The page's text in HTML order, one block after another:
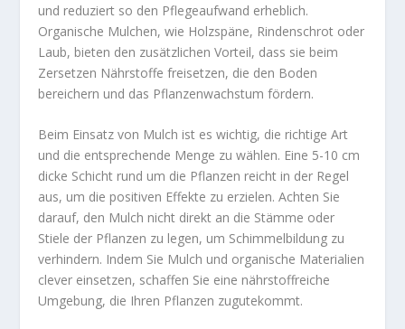
und reduziert so den Pflegeaufwand erheblich.
Organische Mulchen, wie Holzspäne, Rindenschrot oder
Laub, bieten den zusätzlichen Vorteil, dass sie beim
Zersetzen Nährstoffe freisetzen, die den Boden
bereichern und das Pflanzenwachstum fördern.
Beim Einsatz von Mulch ist es wichtig, die richtige Art
und die entsprechende Menge zu wählen. Eine 5-10 cm
dicke Schicht rund um die Pflanzen reicht in der Regel
aus, um die positiven Effekte zu erzielen. Achten Sie
darauf, den Mulch nicht direkt an die Stämme oder
Stiele der Pflanzen zu legen, um Schimmelbildung zu
verhindern. Indem Sie Mulch und organische Materialien
clever einsetzen, schaffen Sie eine nährstoffreiche
Umgebung, die Ihren Pflanzen zugutekommt.